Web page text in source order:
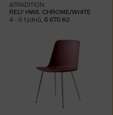
RELY HW6, CHROME/WHITE
&TRADITION
4 - 6 týdnů, 6 670 Kč